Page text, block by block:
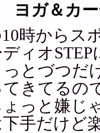
ヨガ＆カ
時からス
ィオ
とづつだ
きてるの
っと嫌じ
手だけど